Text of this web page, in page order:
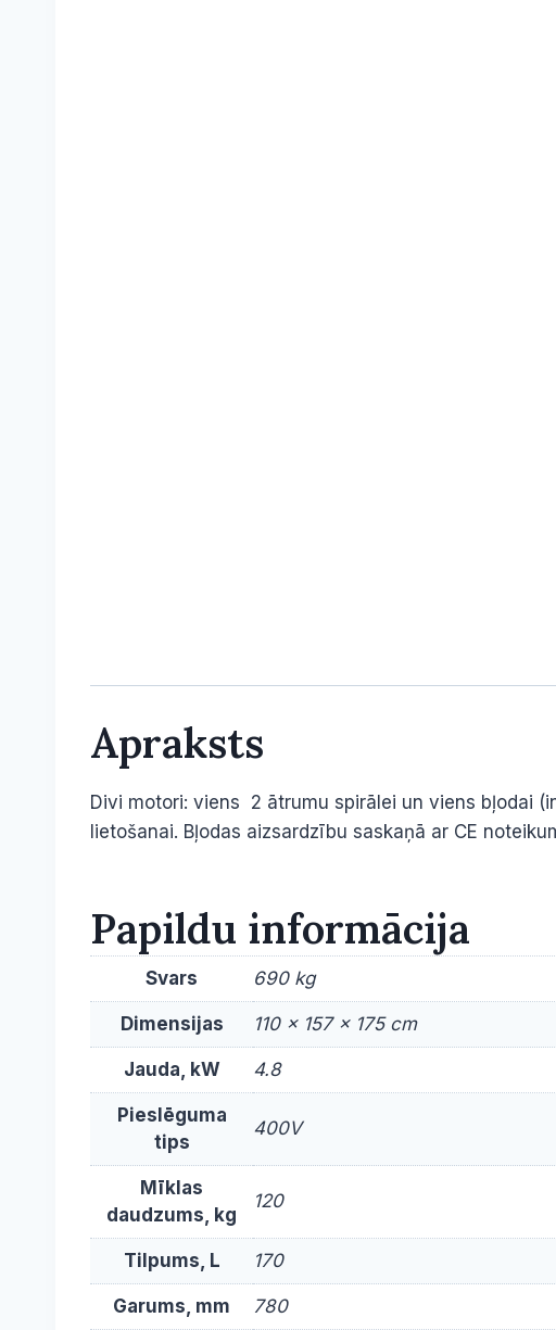
Apraksts
Divi motori: viens 2 ātrumu spirālei un viens bļodai
lietošanai. Bļodas aizsardzību saskaņā ar CE
Papildu informācija
Svars 690 kg
Dimensijas 110 × 157 × 175 cm
Jauda, kW 4.8
Pieslēguma
tips
400V
Mīklas
daudzums, kg
120
Tilpums, L 170
Garums, mm 780